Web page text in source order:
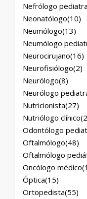
Nefrólogo pediatra
Neonatólogo(10)
Neumólogo(13)
Neumólogo
Neurocirujano(16)
Neurofisiólogo(2)
Neurólogo(8)
Neurólogo
Nutricionista(27)
Nutriólogo clínico
Odontólogo
Oftalmólogo(48)
Oftalmólogo
Oncólogo médico
Óptica(15)
Ortopedista(55)